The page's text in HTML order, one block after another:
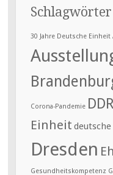
Schlagwörter
30 Jahre Deutsche Einheit
Corona-Pandemie DDR
Einheit
Dresden
Gesundheitskompetenz